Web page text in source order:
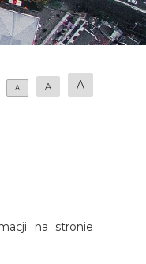
A A A
na stronie